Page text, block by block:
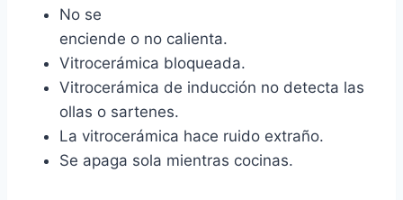
No se
enciende o no calienta.
Vitrocerámica bloqueada.
Vitrocerámica de inducción no detecta las
ollas o sartenes.
La vitrocerámica hace ruido extraño.
Se apaga sola mientras cocinas.